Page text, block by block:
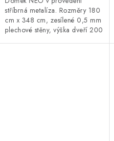
stříbrná metalíza. Rozměry 180
cm x 348 cm, zesílené 0,5 mm
plechové stěny, výška dveří 200